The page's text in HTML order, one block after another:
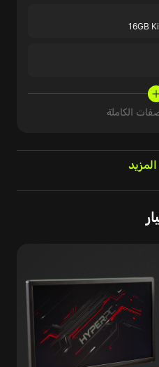
16GB
الكاملة